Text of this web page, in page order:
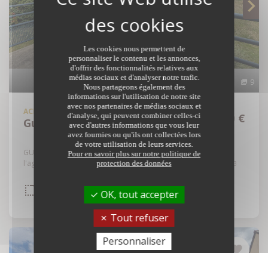
9
ACHAT APPARTEMENT
Guichen - 35580 188 100 €
GUICHEN - Dans petite résidence de 2004 à proximité de
l'agglomération, venez découvrir cet appartem...
Réf: 35129-6783
3 PIÈCES 2 DPE
Les cookies nous permettent de
personnaliser le contenu et les annonces,
d'offrir des fonctionnalités relatives aux
médias sociaux et d'analyser notre trafic.
Nous partageons également des
informations sur l'utilisation de notre site
avec nos partenaires de médias sociaux et
d'analyse, qui peuvent combiner celles-ci
avec d'autres informations que vous leur
avez fournies ou qu'ils ont collectées lors
de votre utilisation de leurs services.
Pour en savoir plus sur notre politique de
protection des données
OK, tout accepter
Tout refuser
Personnaliser